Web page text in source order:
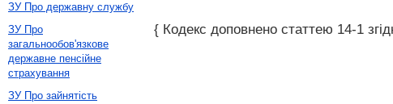
{ Кодекс доповнено статтею 14-1
ЗУ Про державну службу
ЗУ Про
загальнообов'язкове
державне пенсійне
страхування
ЗУ Про зайнятість